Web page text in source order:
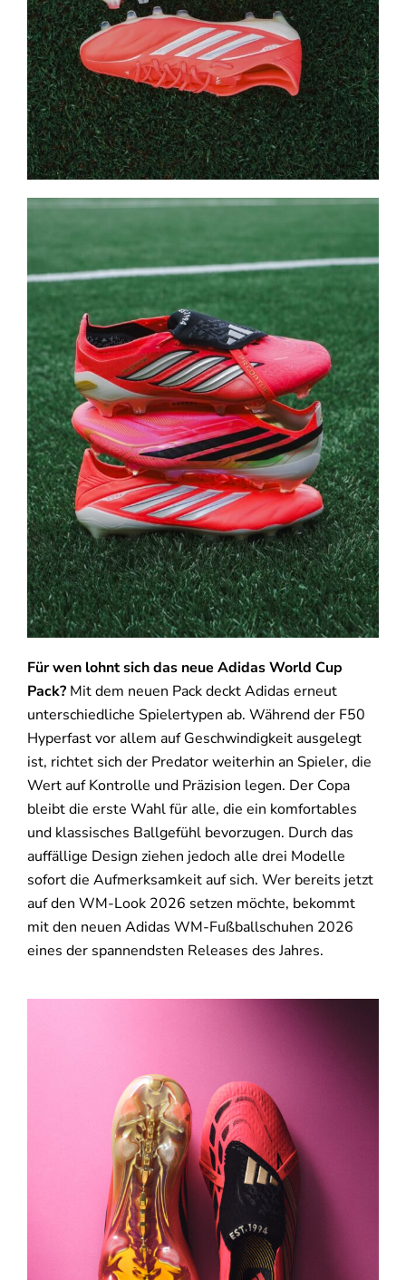
Für wen lohnt sich das neue Adidas World Cup
Pack? Mit dem neuen Pack deckt Adidas erneut
unterschiedliche Spielertypen ab. Während der F50
Hyperfast vor allem auf Geschwindigkeit ausgelegt
ist, richtet sich der Predator weiterhin an Spieler, die
Wert auf Kontrolle und Präzision legen. Der Copa
bleibt die erste Wahl für alle, die ein komfortables
und klassisches Ballgefühl bevorzugen. Durch das
auffällige Design ziehen jedoch alle drei Modelle
sofort die Aufmerksamkeit auf sich. Wer bereits jetzt
auf den WM-Look 2026 setzen möchte, bekommt
mit den neuen Adidas WM-Fußballschuhen 2026
eines der spannendsten Releases des Jahres.